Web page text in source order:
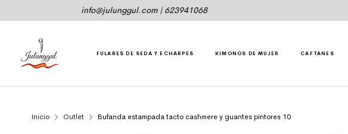
info@julunggul.com| 623941068
FULARES DE SEDA Y ECHARPES KIMONOS DE MUJER CAFTANES
Inicio Outlet Bufanda estampada tacto cashmere y guantes pintores 10